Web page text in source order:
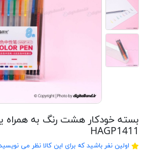
HAGP1411
اولین نفر باشید که برای این کالا نظر می